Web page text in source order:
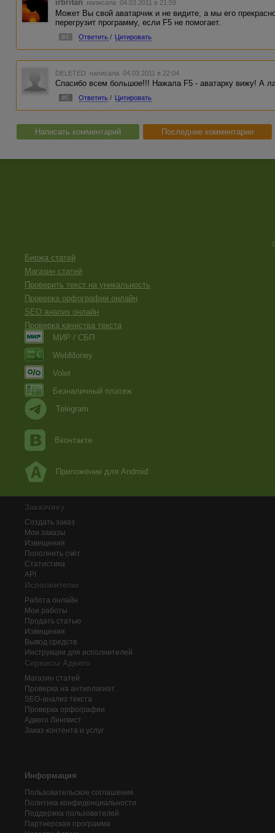
irbritan написала 04.03.2011 в 21:59
Может Вы свой аватарчик и не видите, а мы его
перегрузит программу, если F5 не помогает.
#4 Ответить / Цитировать
DELETED написала 04.03.2011 в 22:04
Спасибо всем большое!!! Нажала F5 - аватарку вижу! А
#6 Ответить / Цитировать
Написать комментарий Последние комментарии
Биржа статей
Магазин статей
Проверить текст на уникальность
Проверка орфографии онлайн
SEO анализ онлайн
Проверка качества текста
МИР / СБП
WebMoney
Volet
Безналичный платеж
Telegram
Вконтакте
Приложение для Android
Заказчику
Создать заказ
Мои заказы
Извещения
Пополнить счёт
Статистика
API
Исполнителю
Работа онлайн
Мои работы
Продать статью
Извещения
Вывод средств
Инструкции для исполнителей
Сервисы Адвего
Магазин статей
Проверка на антиплагиат
SEO-анализ текста
Проверка орфографии
Адвего Лингвист
Заказ контента и услуг
Информация
Пользовательское соглашение
Политика конфиденциальности
Поддержка пользователей
Партнерская программа